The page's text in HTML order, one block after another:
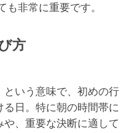
非常に重要です。
方
という意味で、初めの行
日。特に朝の時間帯に
、重要な決断に適して